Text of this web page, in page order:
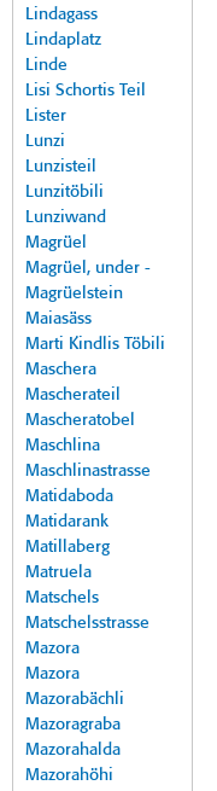
Lindagass
Lindaplatz
Linde
Lisi Schortis Teil
Lister
Lunzi
Lunzisteil
Lunzitöbili
Lunziwand
Magrüel
Magrüel, under -
Magrüelstein
Maiasäss
Marti Kindlis Töbili
Maschera
Mascherateil
Mascheratobel
Maschlina
Maschlinastrasse
Matidaboda
Matidarank
Matillaberg
Matruela
Matschels
Matschelsstrasse
Mazora
Mazora
Mazorabächli
Mazoragraba
Mazorahalda
Mazorahöhi